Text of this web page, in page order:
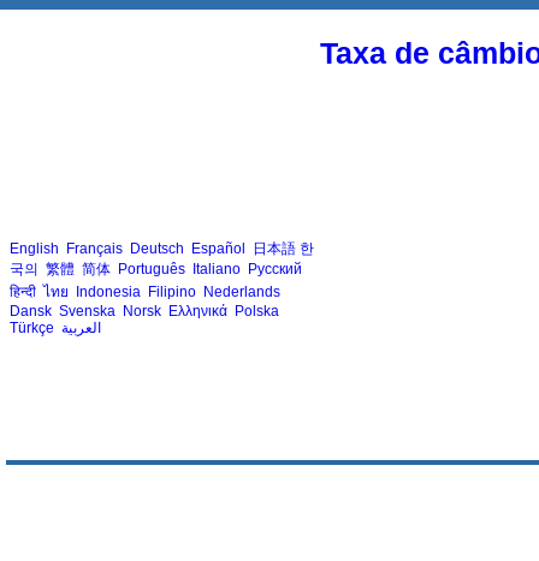
Taxa de
English Français Deutsch Español 日本語 한
국의 繁體 简体 Português Italiano Русский
हिन्दी ไทย Indonesia Filipino Nederlands
Dansk Svenska Norsk Ελληνικά Polska
Türkçe العربية